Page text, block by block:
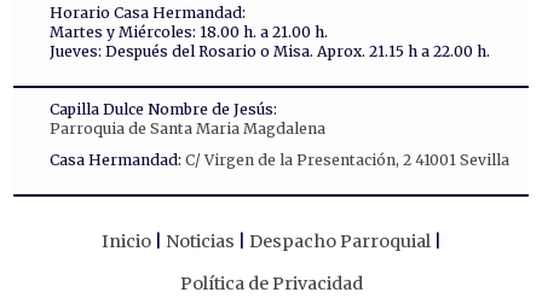
Horario Casa Hermandad:
Martes y Miércoles: 18.00 h. a 21.00 h.
Jueves: Después del Rosario o Misa. Aprox. 21.15 h a 22.00 h.
Capilla Dulce Nombre de Jesús:
Parroquia de Santa Maria Magdalena
Casa Hermandad: C/ Virgen de la Presentación, 2 41001 Sevilla
Inicio Noticias
Despacho Parroquial
Política de Privacidad